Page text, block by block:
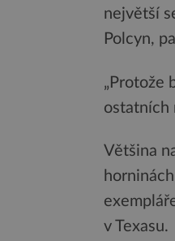
největší
Polcyn,
„Protože
ostatních
Většina
v Texasu.